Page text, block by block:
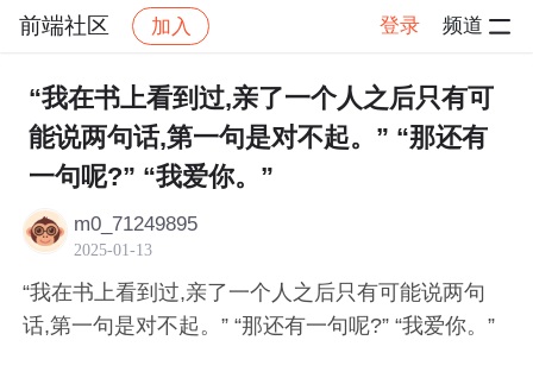
前端社区 加入 登录 频道
社区 前端社区 感慨 帖子详情
“我在书上看到过,亲了一个人之后只有可
能说两句话,第一句是对不起。” “那还有
一句呢?” “我爱你。”
m0_71249895
2025-01-13
“我在书上看到过,亲了一个人之后只有可能说两句
话,第一句是对不起。” “那还有一句呢?” “我爱你。”